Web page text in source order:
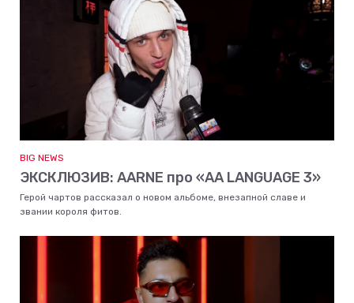
BIG NEWS
ЭКСКЛЮЗИВ: AARNE про «AA LANGUAGE 3»
Герой чартов рассказал о новом альбоме, внезапной славе и
звании короля фитов.